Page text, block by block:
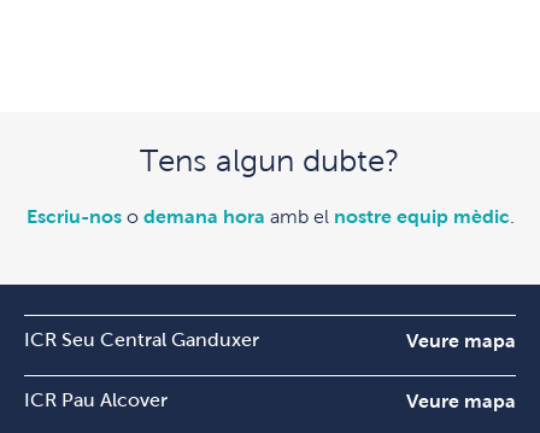
Tens algun dubte?
Escriu-noso demana hora amb el nostre equip mèdic.
ICR Seu Central Ganduxer Veure mapa
ICR Pau Alcover Veure mapa